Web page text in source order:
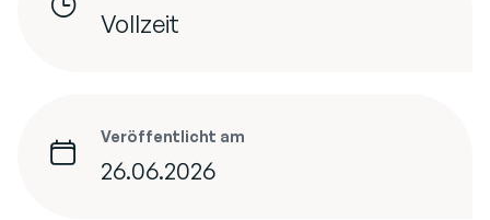
Vollzeit
Veröffentlicht am
26.06.2026